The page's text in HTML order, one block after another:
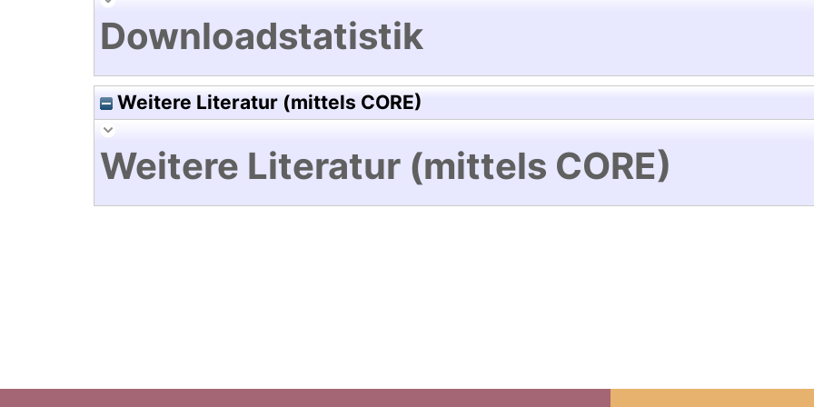
Downloadstatistik
Weitere Literatur (mittels CORE)
Weitere Literatur (mittels CORE)